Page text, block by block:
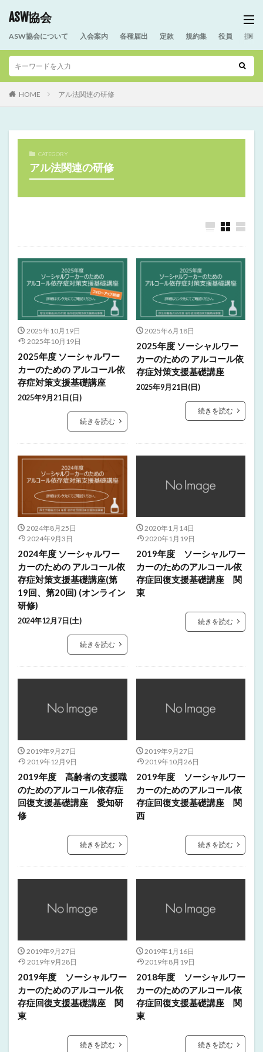
ASW協会
ASW協会について 入会案内 各種届出 定款 規約集 役員 援助
HOME アル法関連の研修
CATEGORY
アル法関連の研修
2025年10月19日
2025年10月19日
2025年度 ソーシャルワー
カーのための アルコール依
存症対策支援基礎講座
2025年9月21日(日)
続きを読む
2025年6月18日
2025年度 ソーシャルワー
カーのための アルコール依
存症対策支援基礎講座
2025年9月21日(日)
続きを読む
2024年8月25日
2024年9月3日
2024年度 ソーシャルワー
カーのための アルコール依
存症対策支援基礎講座(第
19回、第20回) (オンライン
研修)
2024年12月7日(土)
続きを読む
2020年1月14日
2020年1月19日
2019年度 ソーシャルワー
カーのためのアルコール依
存症回復支援基礎講座 関
東
続きを読む
2019年9月27日
2019年12月9日
2019年度 高齢者の支援職
のためのアルコール依存症
回復支援基礎講座 愛知研
修
続きを読む
2019年9月27日
2019年10月26日
2019年度 ソーシャルワー
カーのためのアルコール依
存症回復支援基礎講座 関
西
続きを読む
2019年9月27日
2019年9月28日
2019年度 ソーシャルワー
カーのためのアルコール依
存症回復支援基礎講座 関
東
続きを読む
2019年1月16日
2019年8月19日
2018年度 ソーシャルワー
カーのためのアルコール依
存症回復支援基礎講座 関
東
続きを読む